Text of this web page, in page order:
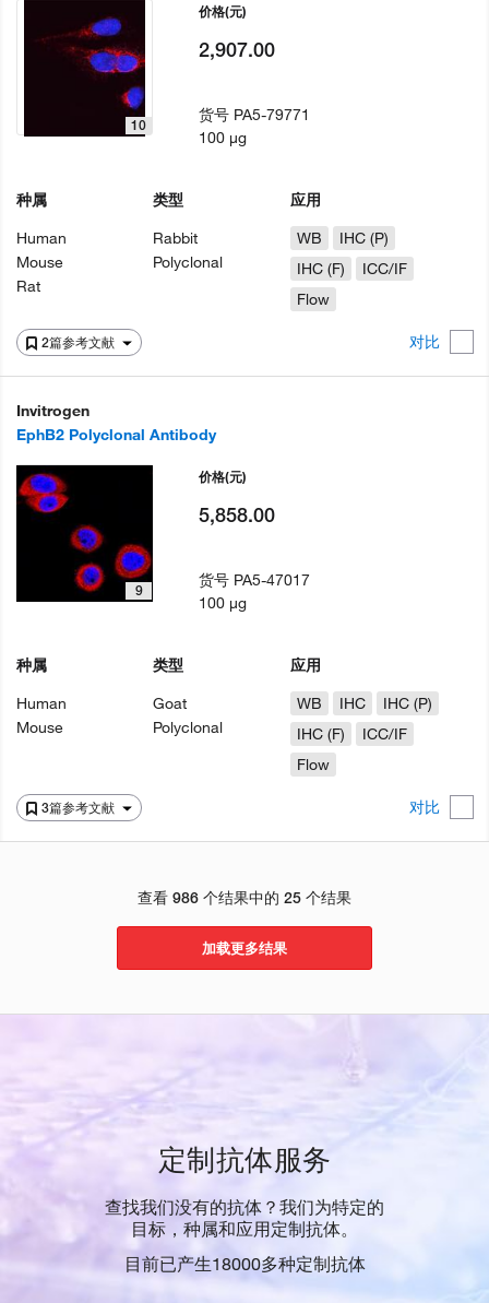
2篇参考文献 对比
10
种属
Human
Mouse
Rat
类型
Rabbit
Polyclonal
应用
WB
IHC (P)
IHC (F)
ICC/IF
Flow
价格(元)
2,907.00
货号 PA5-79771
100 µg
Invitrogen
EphB2 Polyclonal Antibody
3篇参考文献 对比
9
种属
Human
Mouse
类型
Goat
Polyclonal
应用
WB
IHC
IHC (P)
IHC (F)
ICC/IF
Flow
价格(元)
5,858.00
货号 PA5-47017
100 µg
查看 986 个结果中的 25 个结果
加载更多结果
定制抗体服务
查找我们没有的抗体？我们为特定的
目标，种属和应用定制抗体。
目前已产生18000多种定制抗体